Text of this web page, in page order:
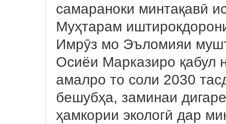
самараноки минтақавӣ
Муҳтарам
Имрӯз мо Эъломияи
Осиёи Марказиро қабул
амалро то соли 2030
бешубҳа, заминаи
ҳамкории экологӣ дар